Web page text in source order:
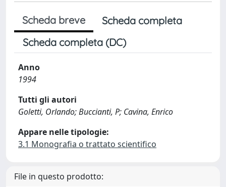
Scheda breve
Scheda completa
Scheda completa (DC)
Anno
1994
Tutti gli autori
Goletti, Orlando; Buccianti, P; Cavina, Enrico
Appare nelle tipologie:
3.1 Monografia o trattato scientifico
File in questo prodotto: